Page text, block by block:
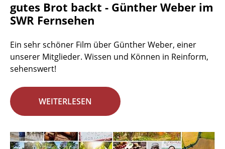
gutes Brot backt - Günther Weber im
SWR Fernsehen
Ein sehr schöner Film über Günther Weber, einer
unserer Mitglieder. Wissen und Können in Reinform,
sehenswert!
WEITERLESEN